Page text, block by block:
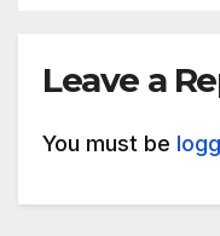
Leave a
You must be